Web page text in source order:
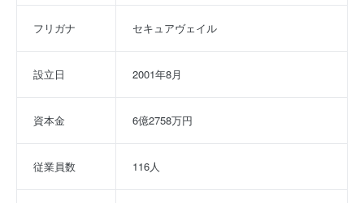
フリガナ セキュアヴェイル
設立日 2001年8月
資本金 6億2758万円
従業員数 116人